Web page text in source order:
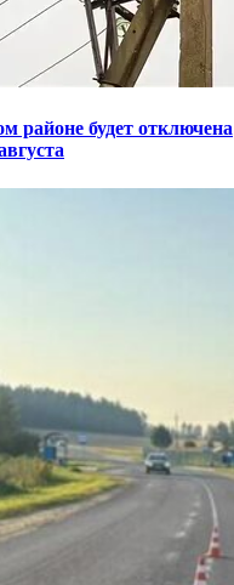
районе будет отключена